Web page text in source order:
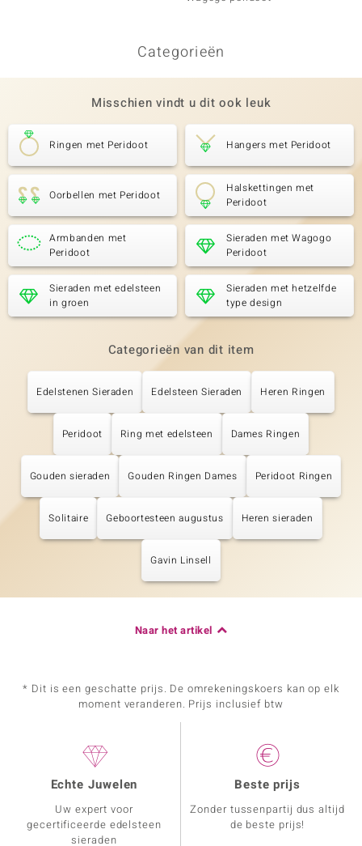
Categorieën
Misschien vindt u dit ook leuk
Ringen met Peridoot Hangers met Peridoot
Oorbellen met Peridoot
Halskettingen met
Peridoot
Armbanden met
Peridoot
Sieraden met Wagogo
Peridoot
Sieraden met edelsteen
in groen
Sieraden met hetzelfde
type design
Categorieën van dit item
Edelstenen Sieraden Edelsteen Sieraden Heren Ringen
Peridoot Ring met edelsteen Dames Ringen
Gouden sieraden Gouden Ringen Dames Peridoot Ringen
Solitaire Geboortesteen augustus Heren sieraden
Gavin Linsell
Naar het artikel
* Dit is een geschatte prijs. De omrekeningskoers kan op elk
moment veranderen. Prijs inclusief btw
Echte Juwelen
Uw expert voor
gecertificeerde edelsteen
sieraden
Beste prijs
Zonder tussenpartij dus altijd
de beste prijs!